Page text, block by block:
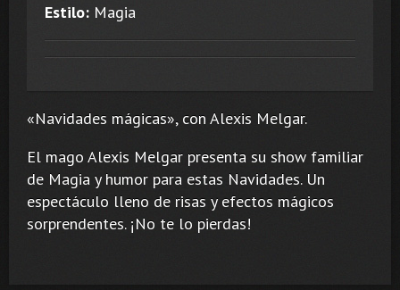
Estilo: Magia
«Navidades mágicas», con Alexis Melgar.
El mago Alexis Melgar presenta su show familiar
de Magia y humor para estas Navidades. Un
espectáculo lleno de risas y efectos mágicos
sorprendentes. ¡No te lo pierdas!